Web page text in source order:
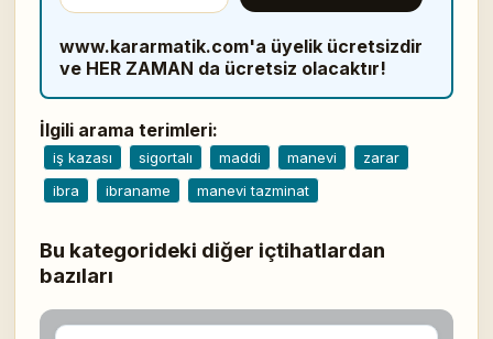
www.kararmatik.com'a üyelik ücretsizdir
ve HER ZAMAN da ücretsiz olacaktır!
İlgili arama terimleri:
iş kazası sigortalı maddi manevi
zarar
ibra
ibraname manevi tazminat
Bu kategorideki diğer içtihatlardan
bazıları